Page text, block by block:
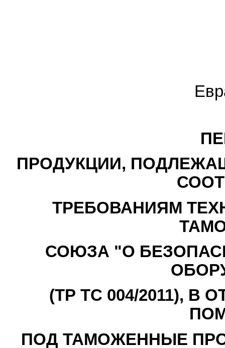
ПРОДУКЦИИ,
ТРЕБОВАНИЯМ
СОЮЗА "О
(ТР ТС 004/2011),
ПОД ТАМОЖЕННЫЕ